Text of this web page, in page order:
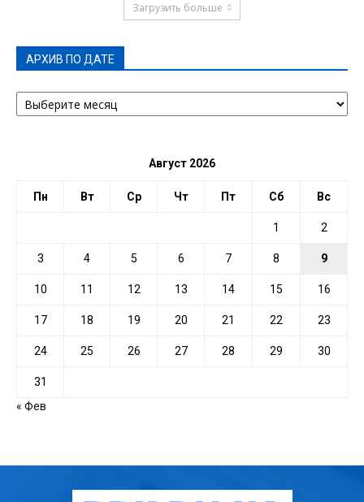
Загрузить больше
АРХИВ ПО ДАТЕ
АРХИВ
ПО
Август 2026
Пн Вт Ср Чт Пт Сб Вс
1 2
3 4 5 6 7 8 9
10 11 12 13 14 15 16
17 18 19 20 21 22 23
24 25 26 27 28 29 30
31
« Фев